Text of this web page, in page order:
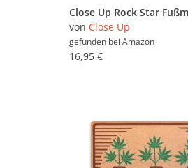
von Close Up
gefunden bei Amazon
16,95 €